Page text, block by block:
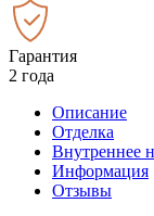
Гарантия
2 года
Описание
Отделка
Внутреннее
Информация
Отзывы